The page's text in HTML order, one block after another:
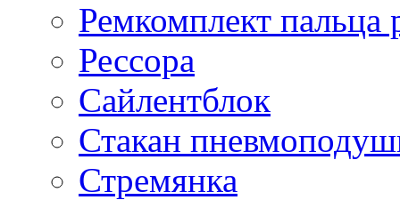
Ремкомплект пальца
Рессора
Сайлентблок
Стакан
Стремянка